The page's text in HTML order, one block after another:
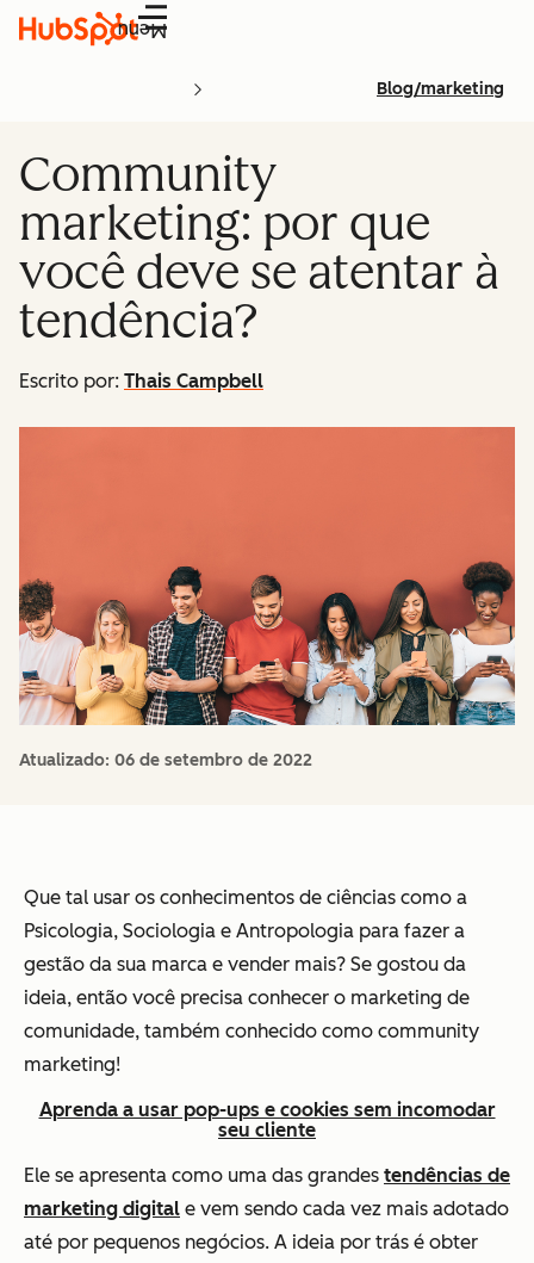
Menu
Blog/marketing
Community
marketing: por que
você deve se atentar à
tendência?
Escrito por: Thais Campbell
Atualizado: 06 de setembro de 2022
Que tal usar os conhecimentos de ciências como a
Psicologia, Sociologia e Antropologia para fazer a
gestão da sua marca e vender mais? Se gostou da
ideia, então você precisa conhecer o marketing de
comunidade, também conhecido como community
marketing!
Aprenda a usar pop-ups e cookies sem incomodar
seu cliente
Ele se apresenta como uma das grandes tendências de
marketing digital e vem sendo cada vez mais adotado
até por pequenos negócios. A ideia por trás é obter